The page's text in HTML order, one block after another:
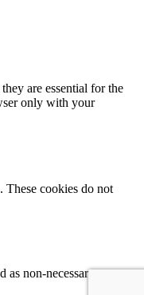
are essential for the
only with your
These cookies do not
as non-necessary